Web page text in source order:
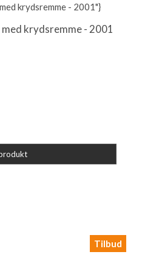
krydsremme - 2001"}
krydsremme - 2001
Tilbud